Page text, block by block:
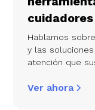
cuidadores
Hablamos
y las
atención que
Ver ahora